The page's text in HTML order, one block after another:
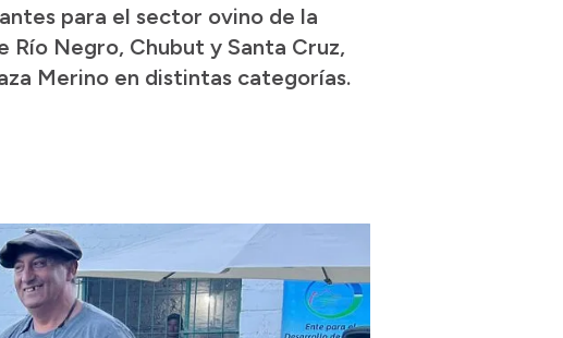
para el sector ovino de la
Río Negro, Chubut y Santa Cruz,
Merino en distintas categorías.